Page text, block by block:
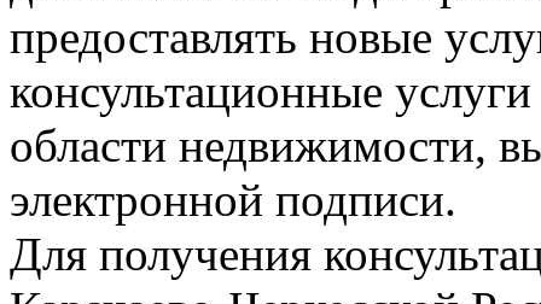
предоставлять новые
консультационные услуги
области недвижимости,
электронной подписи.
Для получения